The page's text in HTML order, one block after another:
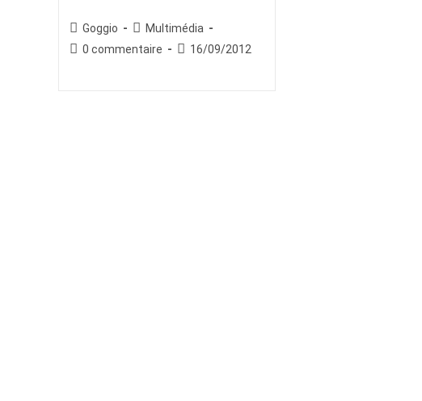
Auteur/autrice
de
Goggio
Post
category:
Multimédia
Commentaires
0 commentaire
Publication
16/09/2012